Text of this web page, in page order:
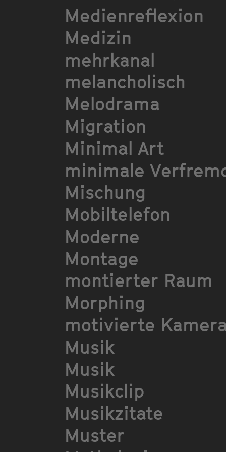
Medienreflexion
Medizin
mehrkanal
melancholisch
Melodrama
Migration
Minimal Art
minimale
Mischung
Mobiltelefon
Moderne
Montage
montierter Raum
Morphing
motivierte
Musik
Musik
Musikclip
Musikzitate
Muster